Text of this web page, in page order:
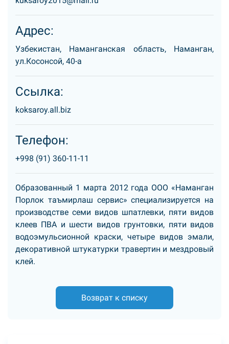
Адрес:
Узбекистан, Наманганская область, Наманган,
ул.Косонсой, 40-а
Ссылка:
koksaroy.all.biz
Телефон:
+998 (91) 360-11-11
Образованный 1 марта 2012 года ООО «Наманган
Порлок таъмирлаш сервис» специализируется на
производстве семи видов шпатлевки, пяти видов
клеев ПВА и шести видов грунтовки, пяти видов
водоэмульсионной краски, четыре видов эмали,
декоративной штукатурки травертин и мездровый
клей.
Возврат к списку